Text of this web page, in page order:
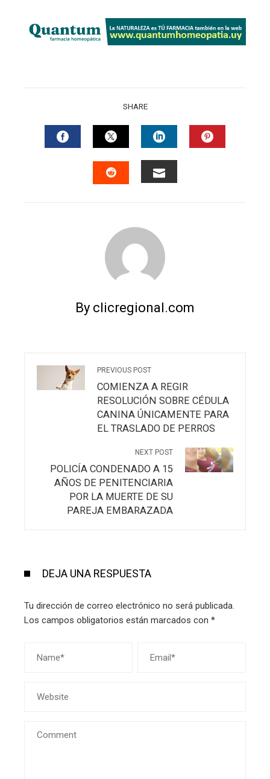
SHARE
FACEBOOKTWITTERLINKEDIN
By clicregional.com
PREVIOUS POST
COMIENZA A REGIR
RESOLUCIÓN SOBRE CÉDULA
CANINA ÚNICAMENTE PARA
EL TRASLADO DE PERROS
NEXT POST
POLICÍA CONDENADO A 15
AÑOS DE PENITENCIARIA
POR LA MUERTE DE SU
PAREJA EMBARAZADA
DEJA UNA RESPUESTA
Tu dirección de correo electrónico no será publicada.
Los campos obligatorios están marcados con *